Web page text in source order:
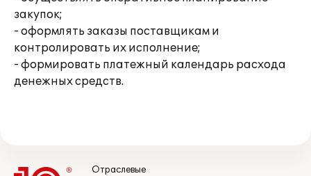
закупок;
- оформлять заказы поставщикам и
контролировать их исполнение;
- формировать платежный календарь расхода
денежных средств.
Отраслевые